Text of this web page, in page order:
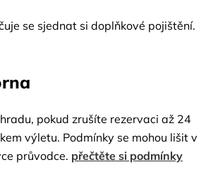
se sjednat si doplňkové pojištění.
pokud zrušíte rezervaci až 24
výletu. Podmínky se mohou lišit v
průvodce. přečtěte si podmínky